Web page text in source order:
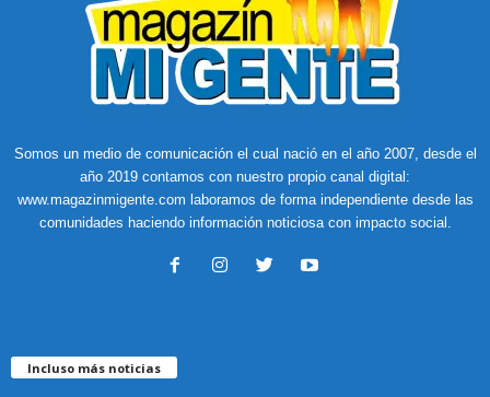
Somos un medio de comunicación el cual nació en el año 2007, desde el
año 2019 contamos con nuestro propio canal digital:
www.magazinmigente.com laboramos de forma independiente desde las
comunidades haciendo información noticiosa con impacto social.
Incluso más noticias